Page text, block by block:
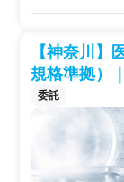
【神奈川】
規格準拠）
委託